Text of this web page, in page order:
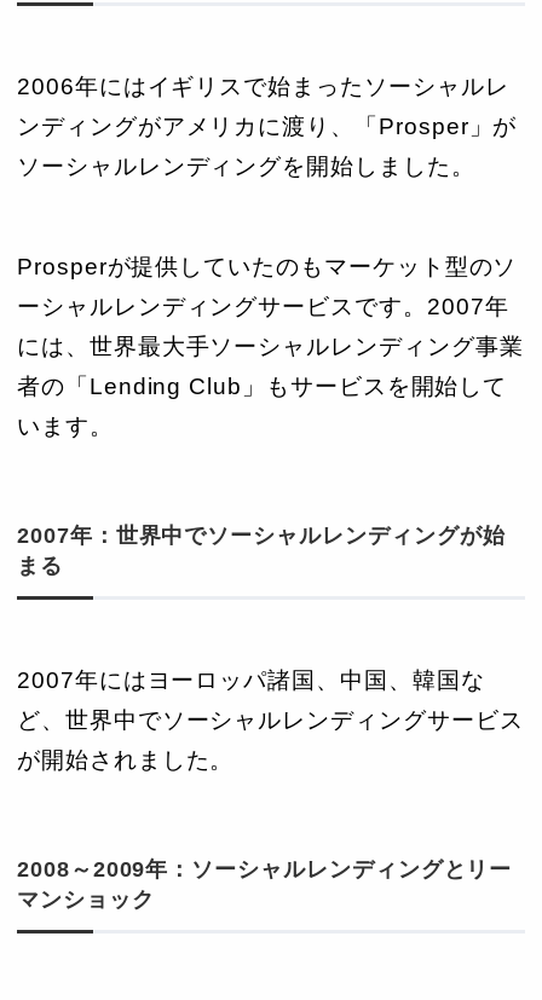
2006年にはイギリスで始まったソーシャルレ
ンディングがアメリカに渡り、「Prosper」が
ソーシャルレンディングを開始しました。
Prosperが提供していたのもマーケット型のソ
ーシャルレンディングサービスです。2007年
には、世界最大手ソーシャルレンディング事業
者の「Lending Club」もサービスを開始して
います。
2007年：世界中でソーシャルレンディングが始
まる
2007年にはヨーロッパ諸国、中国、韓国な
ど、世界中でソーシャルレンディングサービス
が開始されました。
2008～2009年：ソーシャルレンディングとリー
マンショック